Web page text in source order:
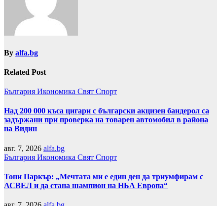
By alfa.bg
Related Post
България Икономика Свят Спорт
Над 200 000 къса цигари с български акцизен бандерол са
задържани при проверка на товарен автомобил в района
на Видин
авг. 7, 2026 alfa.bg
България Икономика Свят Спорт
Тони Паркър: „Мечтата ми е един ден да триумфирам с
АСВЕЛ и да стана шампион на НБА Европа“